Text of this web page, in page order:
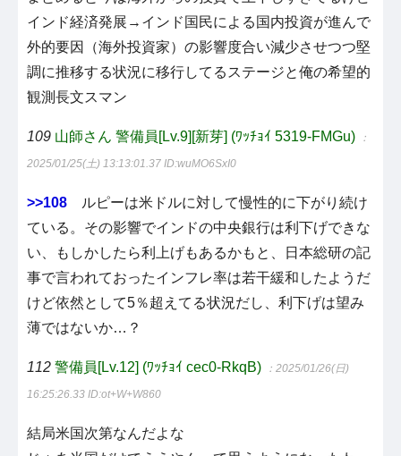
インド経済発展→インド国民による国内投資が進んで
外的要因（海外投資家）の影響度合い減少させつつ堅
調に推移する状況に移行してるステージと俺の希望的
観測長文スマン
109 山師さん 警備員[Lv.9][新芽] (ﾜｯﾁｮｲ 5319-FMGu) ：
2025/01/25(土) 13:13:01.37 ID:wuMO6SxI0
>>108 ルピーは米ドルに対して慢性的に下がり続け
ている。その影響でインドの中央銀行は利下げできな
い、もしかしたら利上げもあるかもと、日本総研の記
事で言われておったインフレ率は若干緩和したようだ
けど依然として5％超えてる状況だし、利下げは望み
薄ではないか…？
112 警備員[Lv.12] (ﾜｯﾁｮｲ cec0-RkqB) ：2025/01/26(日)
16:25:26.33 ID:ot+W+W860
結局米国次第なんだよな